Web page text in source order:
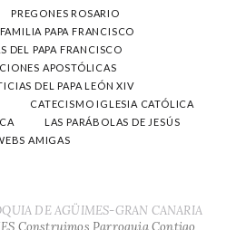
PREGONES ROSARIO
PAPA FRANCISCO
DEL PAPA FRANCISCO
APOSTÓLICAS
DEL PAPA LEÓN XIV
CATECISMO IGLESIA CATÓLICA
LAS PARÁBOLAS DE JESÚS
AMIGAS
DE AGÜIMES-GRAN CANARIA
Construimos Parroquia Contigo